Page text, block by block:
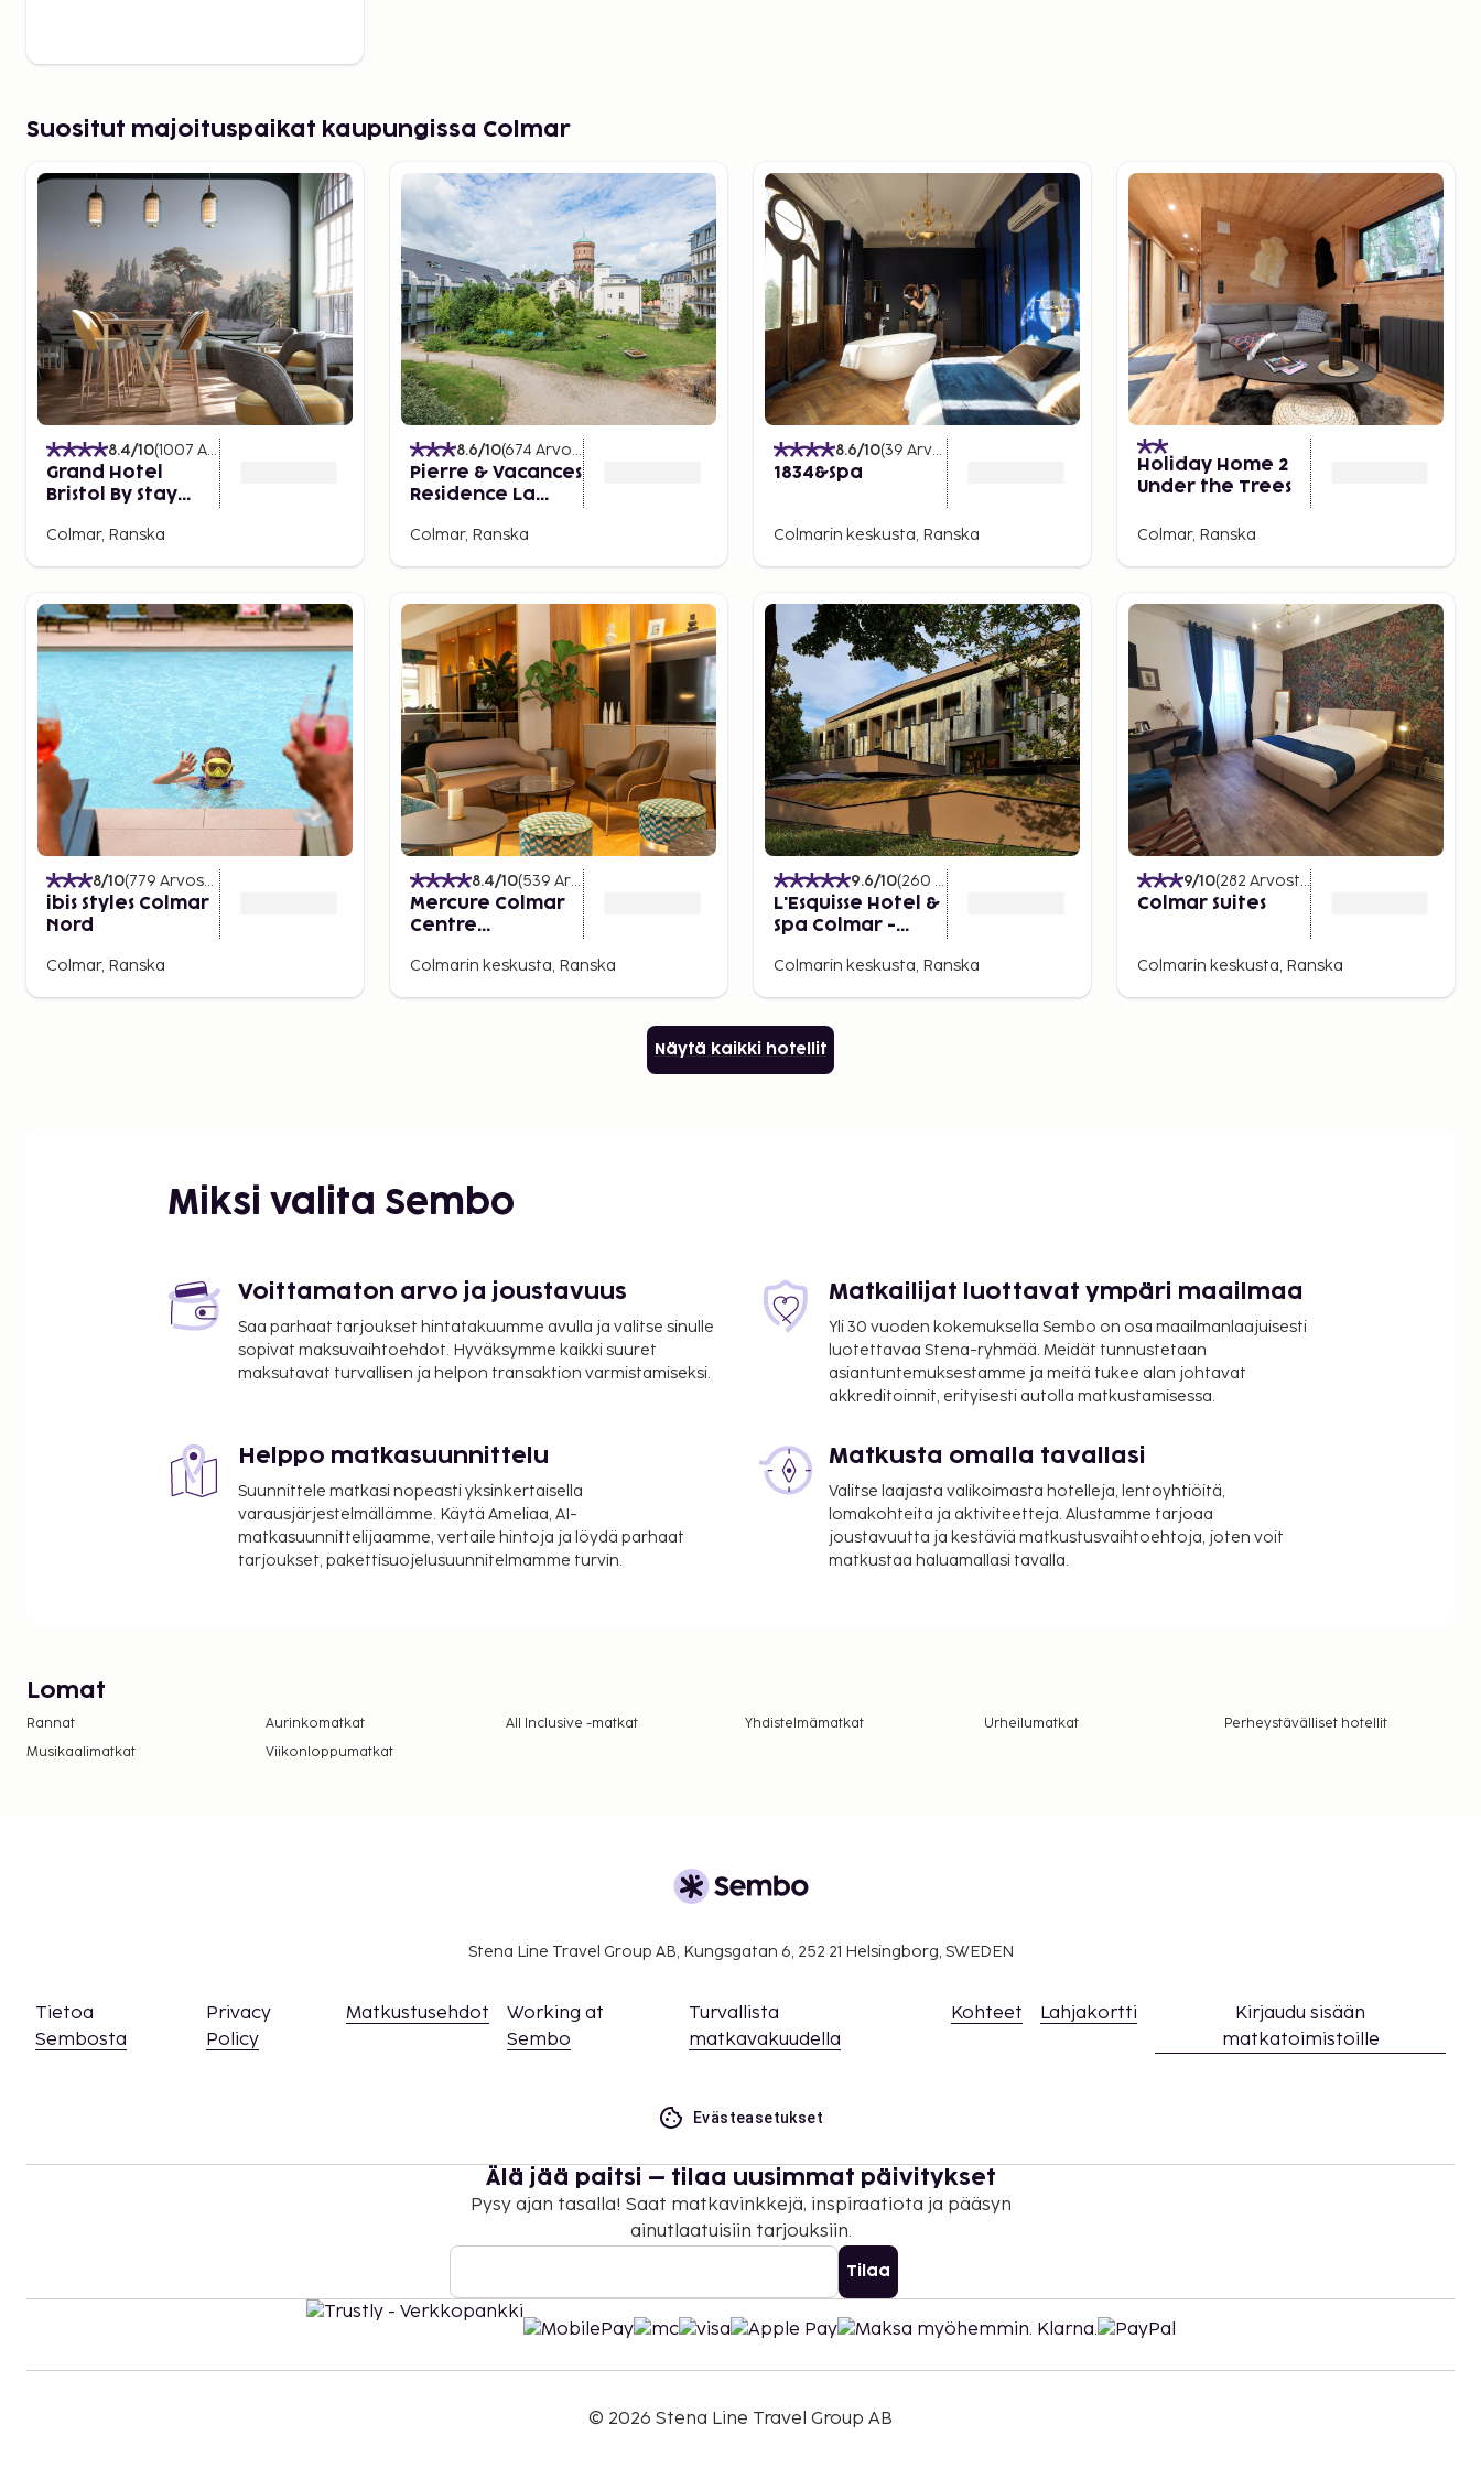
Suositut majoituspaikat kaupungissa Colmar
8.4/10(1007 Arvostelut
Grand Hotel
Bristol By Stay
Colmar, Ranska
8.6/10(674 Arvostelut
Pierre & Vacances
Residence La
Colmar, Ranska
8.6/10(39 Arvostelut
1834&Spa
Colmarin keskusta, Ranska
Holiday Home 2
Under the Trees
Colmar, Ranska
8/10(779 Arvostelut
ibis Styles Colmar
Nord
Colmar, Ranska
8.4/10(539 Arvostelut
Mercure Colmar
Centre
Colmarin keskusta, Ranska
9.6/10(260 Arvostelut
L'Esquisse Hotel &
Spa Colmar -
Collection
Colmarin keskusta, Ranska
9/10(282 Arvostelut
Colmar Suites
Colmarin keskusta, Ranska
Näytä kaikki hotellit
Miksi valita Sembo
Voittamaton arvo ja joustavuus
Saa parhaat tarjoukset hintatakuumme avulla ja valitse sinulle
sopivat maksuvaihtoehdot. Hyväksymme kaikki suuret
maksutavat turvallisen ja helpon transaktion varmistamiseksi.
Matkailijat luottavat ympäri maailmaa
Yli 30 vuoden kokemuksella Sembo on osa maailmanlaajuisesti
luotettavaa Stena-ryhmää. Meidät tunnustetaan
asiantuntemuksestamme ja meitä tukee alan johtavat
akkreditoinnit, erityisesti autolla matkustamisessa.
Helppo matkasuunnittelu
Suunnittele matkasi nopeasti yksinkertaisella
varausjärjestelmällämme. Käytä Ameliaa, AI-
matkasuunnittelijaamme, vertaile hintoja ja löydä parhaat
tarjoukset, pakettisuojelusuunnitelmamme turvin.
Matkusta omalla tavallasi
Valitse laajasta valikoimasta hotelleja, lentoyhtiöitä,
lomakohteita ja aktiviteetteja. Alustamme tarjoaa
joustavuutta ja kestäviä matkustusvaihtoehtoja, joten voit
matkustaa haluamallasi tavalla.
Lomat
Rannat Aurinkomatkat All Inclusive -matkat Yhdistelmämatkat Urheilumatkat
Perheystävälliset hotellit
Musikaalimatkat
Viikonloppumatkat
Stena Line Travel Group AB, Kungsgatan 6, 252 21 Helsingborg, SWEDEN
Tietoa
Sembosta
Privacy
Policy
Matkustusehdot
Working at
Sembo
Turvallista
matkavakuudella
Kohteet Lahjakortti
Kirjaudu sisään
matkatoimistoille
Evästeasetukset
Älä jää paitsi – tilaa uusimmat päivitykset
Pysy ajan tasalla! Saat matkavinkkejä, inspiraatiota ja pääsyn
ainutlaatuisiin tarjouksiin.
Tilaa
© 2026 Stena Line Travel Group AB